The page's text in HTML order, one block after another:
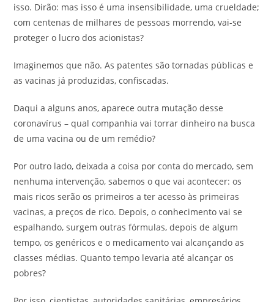
isso. Dirão: mas isso é uma insensibilidade, uma crueldade;
com centenas de milhares de pessoas morrendo, vai-se
proteger o lucro dos acionistas?
Imaginemos que não. As patentes são tornadas públicas e
as vacinas já produzidas, confiscadas.
Daqui a alguns anos, aparece outra mutação desse
coronavírus – qual companhia vai torrar dinheiro na busca
de uma vacina ou de um remédio?
Por outro lado, deixada a coisa por conta do mercado, sem
nenhuma intervenção, sabemos o que vai acontecer: os
mais ricos serão os primeiros a ter acesso às primeiras
vacinas, a preços de rico. Depois, o conhecimento vai se
espalhando, surgem outras fórmulas, depois de algum
tempo, os genéricos e o medicamento vai alcançando as
classes médias. Quanto tempo levaria até alcançar os
pobres?